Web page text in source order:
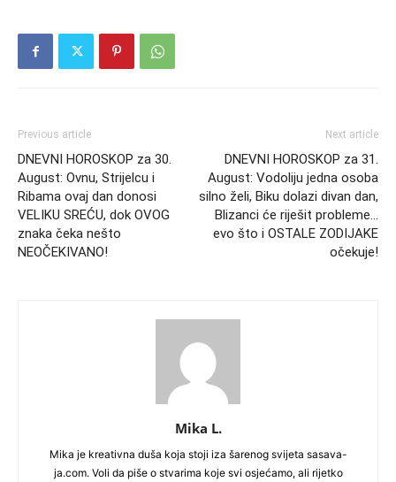
Previous article
DNEVNI HOROSKOP za 30.
August: Ovnu, Strijelcu i
Ribama ovaj dan donosi
VELIKU SREĆU, dok OVOG
znaka čeka nešto
NEOČEKIVANO!
Next article
DNEVNI HOROSKOP za 31.
August: Vodoliju jedna osoba
silno želi, Biku dolazi divan dan,
Blizanci će riješit probleme…
evo što i OSTALE ZODIJAKE
očekuje!
Mika L.
Mika je kreativna duša koja stoji iza šarenog svijeta sasava-
ja.com. Voli da piše o stvarima koje svi osjećamo, ali rijetko